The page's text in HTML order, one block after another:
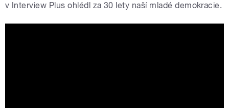
v Interview Plus ohlédl za 30 lety naší mladé demokracie.